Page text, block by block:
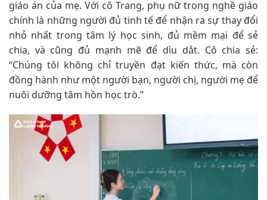
giáo án của mẹ. Với cô Trang, phụ nữ trong nghề giáo
chính là những người đủ tinh tế để nhận ra sự thay đổi
nhỏ nhất trong tâm lý học sinh, đủ mềm mại để sẻ
chia, và cũng đủ mạnh mẽ để dìu dắt. Cô chia sẻ:
“Chúng tôi không chỉ truyền đạt kiến thức, mà còn
đồng hành như một người bạn, người chị, người mẹ để
nuôi dưỡng tâm hồn học trò.”